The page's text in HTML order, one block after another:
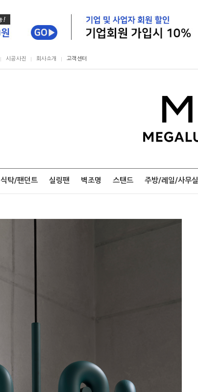
시공사진 회사소개 고객센터
식탁/팬던트 실링팬 벽조명 스탠드 주방/레일/사무실